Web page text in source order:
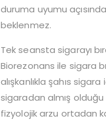
duruma uyumu
beklenmez.
Tek seansta sigarayı
Biorezonans ile sigara
alışkanlıkla şahıs
sigaradan almış
fizyolojik arzu ortadan